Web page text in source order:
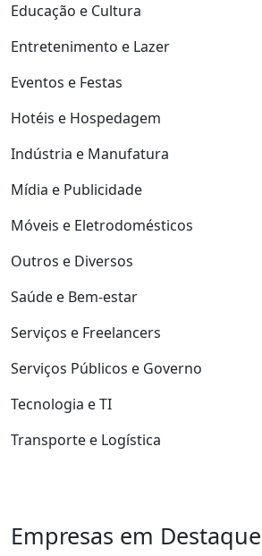
Educação e Cultura
Entretenimento e Lazer
Eventos e Festas
Hotéis e Hospedagem
Indústria e Manufatura
Mídia e Publicidade
Móveis e Eletrodomésticos
Outros e Diversos
Saúde e Bem-estar
Serviços e Freelancers
Serviços Públicos e Governo
Tecnologia e TI
Transporte e Logística
Empresas em Destaque